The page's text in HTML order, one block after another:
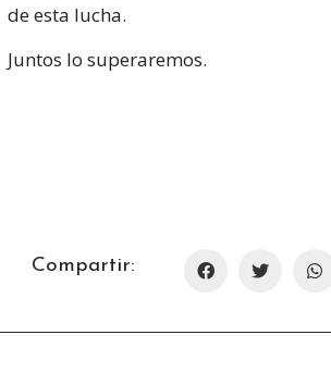
de esta lucha.
Juntos lo superaremos.
Compartir: